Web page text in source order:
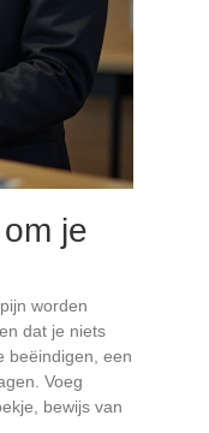
je
worden
dat je niets
beëindigen, een
Voeg
bewijs van